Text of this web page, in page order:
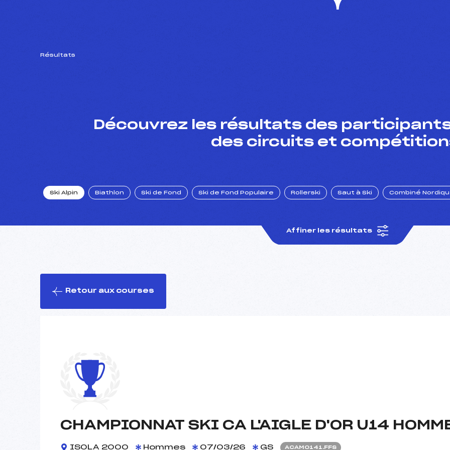
Résultats
Découvrez les résultats des participants
des circuits et
Ski Alpin Biathlon Ski de Fond Ski de Fond Populaire Rollerski Saut à Ski Combiné
Affiner les résultats
Retour aux courses
CHAMPIONNAT SKI CA L'AIGLE D'OR U14
ISOLA 2000 Hommes 07/03/26 GS ACAM0141.FFS